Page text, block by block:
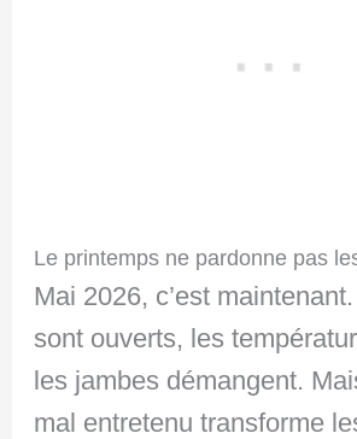
Le printemps ne pardonne pas
Mai 2026, c’est
sont ouverts, les
les jambes démangent.
mal entretenu transforme